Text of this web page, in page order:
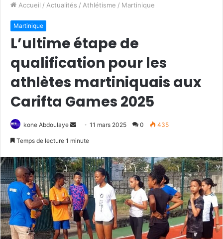
Accueil / Actualités / Athlétisme / Martinique
Martinique
L’ultime étape de
qualification pour les
athlètes martiniquais aux
Carifta Games 2025
kone Abdoulaye
o
y
e
r
u
n
c
11 mars 2025 0 435
Temps de lecture 1 minute